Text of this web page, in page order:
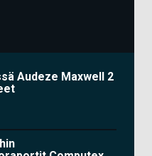
Audeze Maxwell 2